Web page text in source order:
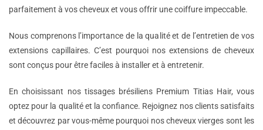
parfaitement à vos cheveux et vous offrir une coiffure impeccable.
Nous comprenons l’importance de la qualité et de l’entretien de vos
extensions capillaires. C’est pourquoi nos extensions de cheveux
sont conçus pour être faciles à installer et à entretenir.
En choisissant nos tissages brésiliens Premium Titias Hair, vous
optez pour la qualité et la confiance. Rejoignez nos clients satisfaits
et découvrez par vous-même pourquoi nos cheveux vierges sont les